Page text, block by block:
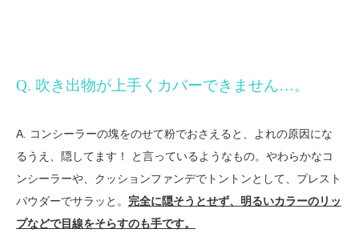
Q. 吹き出物が上手くカバーできません…。
A. コンシーラーの塊をのせて粉でおさえると、よれの原因にな
るうえ、隠してます！ と言っているようなもの。やわらかなコ
ンシーラーや、クッションファンデでトントンとして、プレスト
パウダーでサラッと。 完全に隠そうとせず、明るいカラーのリッ
プなどで目線をそらすのも手です。